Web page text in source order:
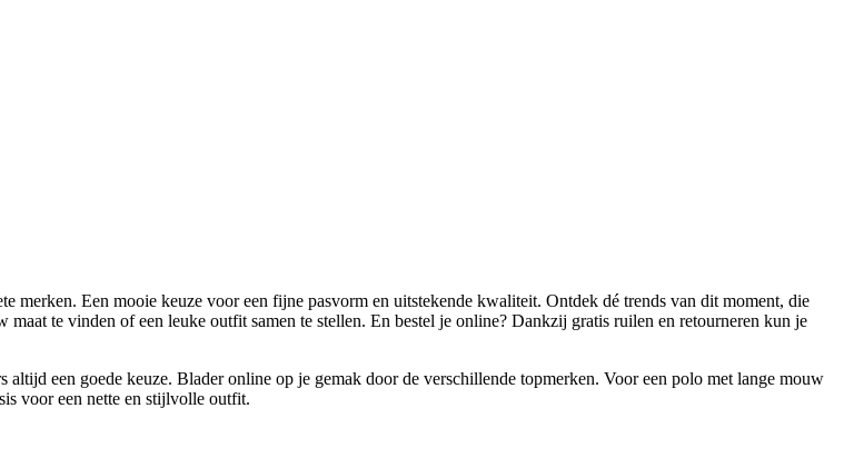
Een mooie keuze voor een fijne pasvorm en uitstekende kwaliteit. Ontdek dé trends van dit moment, die
te vinden of een leuke outfit samen te stellen. En bestel je online? Dankzij gratis ruilen en retourneren kun je
een goede keuze. Blader online op je gemak door de verschillende topmerken. Voor een polo met lange mouw
voor een nette en stijlvolle outfit.